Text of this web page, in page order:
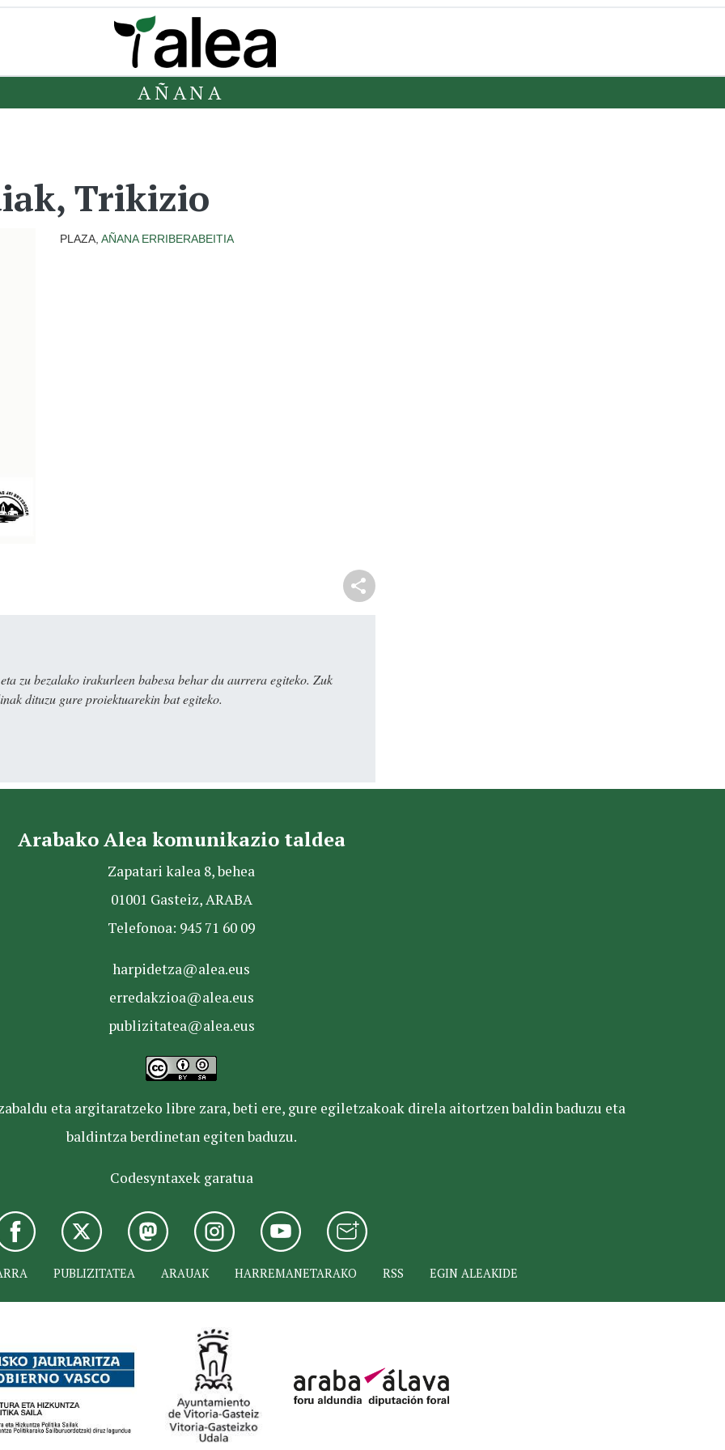
AÑANA
Trikizio
PLAZA, AÑANA ERRIBERABEITIA
zu bezalako irakurleen babesa behar du aurrera egiteko. Zuk
dituzu gure proiektuarekin bat egiteko.
Arabako Alea komunikazio taldea
Zapatari kalea 8, behea
01001 Gasteiz, ARABA
Telefonoa: 945 71 60 09
harpidetza@alea.eus
erredakzioa@alea.eus
publizitatea@alea.eus
eta argitaratzeko libre zara, beti ere, gure egiletzakoak direla aitortzen baldin baduzu eta
baldintza berdinetan egiten baduzu.
Codesyntaxek garatua
PUBLIZITATEA ARAUAK HARREMANETARAKO RSS EGIN ALEAKIDE